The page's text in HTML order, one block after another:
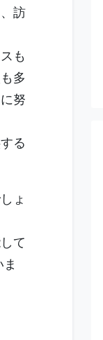
訪
も
多
努
る
ょ
て